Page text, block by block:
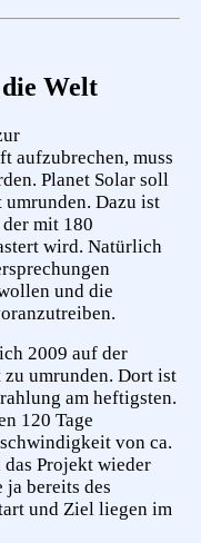
Welt
aufzubrechen, muss
Planet Solar soll
Dazu ist
mit 180
wird. Natürlich
und die
2009 auf der
umrunden. Dort ist
am heftigsten.
120 Tage
von ca.
Projekt wieder
bereits des
und Ziel liegen im